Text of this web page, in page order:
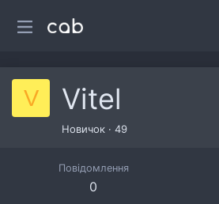
V Vitel
Новичок · 49
Повідомлення
0